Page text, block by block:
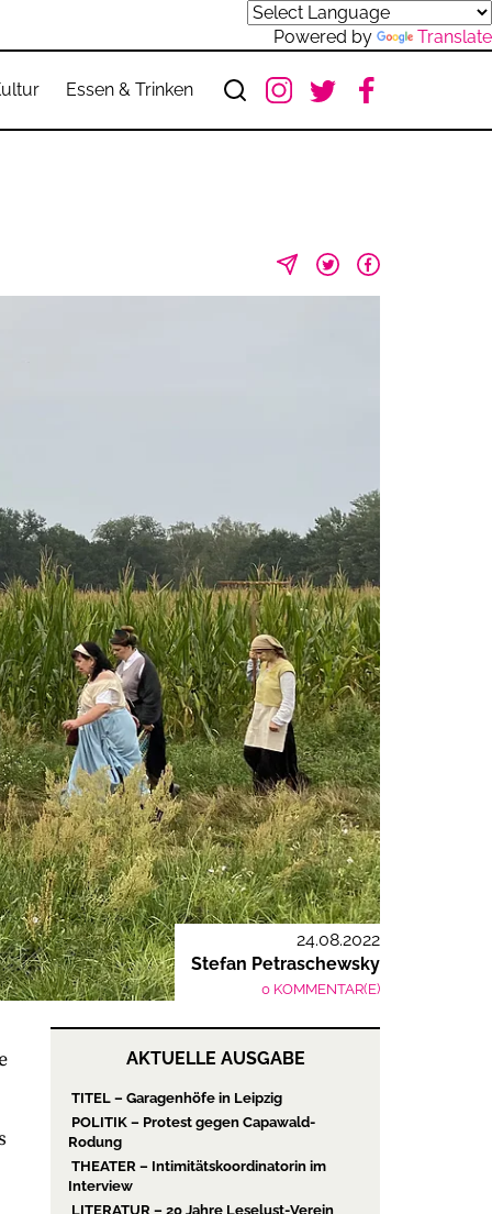
Powered by Translate
Essen & Trinken
24.08.2022
Stefan Petraschewsky
0 KOMMENTAR(E)
AKTUELLE AUSGABE
TITEL – Garagenhöfe in Leipzig
POLITIK – Protest gegen Capawald-
Rodung
THEATER – Intimitätskoordinatorin im
Interview
LITERATUR – 20 Jahre Leselust-Verein